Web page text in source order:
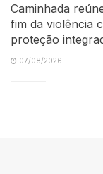
Caminhada
fim da violência
proteção
07/08/2026